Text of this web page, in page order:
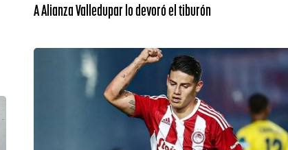
A Alianza Valledupar lo devoró el tiburón